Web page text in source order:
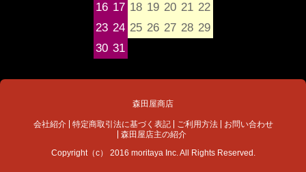
16 17 18 19 20 21 22
23 24 25 26 27 28 29
30 31
森田屋商店
会社紹介 特定商取引法に基づく表記 ご利用方法
お問い合わせ
森田屋店主の紹介
Copyright（c） 2016 moritaya Inc. All Rights Reserved.